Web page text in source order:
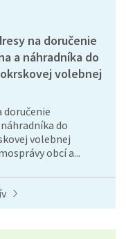
na doručenie
a náhradníka do
volebnej
doručenie
do
volebnej
obcí a...